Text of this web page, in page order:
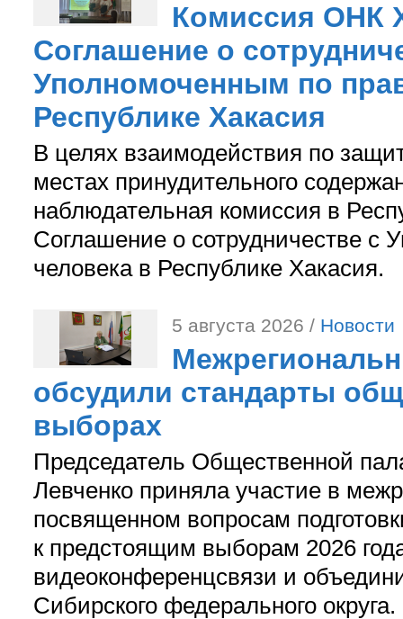
Комиссия ОНК
Соглашение о
Уполномоченным по
Республике Хакасия
В целях взаимодействия по
местах принудительного
наблюдательная комиссия в
Соглашение о сотрудничестве с
человека в Республике Хакасия.
5 августа 2026 / Новости
обсудили стандарты
выборах
Председатель Общественной
Левченко приняла участие в
посвященном вопросам
к предстоящим выборам 2026
видеоконференцсвязи и
Сибирского федерального округа.